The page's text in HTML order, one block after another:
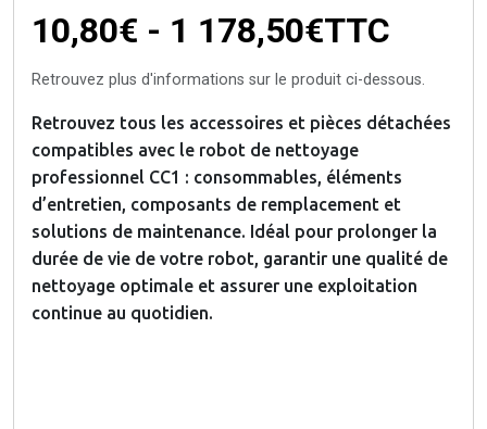
10,80€ - 1 178,50€TTC
Retrouvez plus d'informations sur le produit ci-dessous.
Retrouvez tous les accessoires et pièces détachées
compatibles avec le robot de nettoyage
professionnel CC1 : consommables, éléments
d’entretien, composants de remplacement et
solutions de maintenance. Idéal pour prolonger la
durée de vie de votre robot, garantir une qualité de
nettoyage optimale et assurer une exploitation
continue au quotidien.